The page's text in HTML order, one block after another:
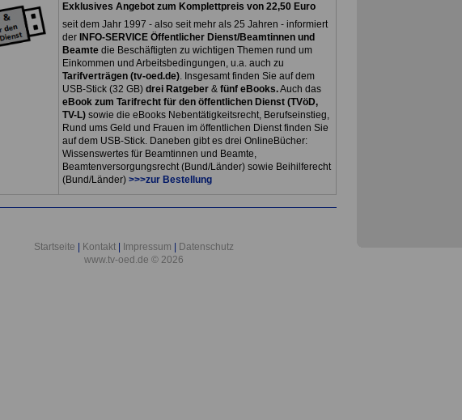
Exklusives Angebot zum Komplettpreis von 22,50 Euro
seit dem Jahr 1997 - also seit mehr als 25 Jahren - informiert
der INFO-SERVICE Öffentlicher Dienst/Beamtinnen und
Beamtedie Beschäftigten zu wichtigen Themen rund um
Einkommen und Arbeitsbedingungen, u.a. auch zu
Tarifverträgen (tv-oed.de). Insgesamt finden Sie auf dem
USB-Stick (32 GB) drei Ratgeber& fünf eBooks.Auch das
eBook zum Tarifrecht für den öffentlichen Dienst (TVöD,
TV-L)sowie die eBooks Nebentätigkeitsrecht, Berufseinstieg,
Rund ums Geld und Frauen im öffentlichen Dienst finden Sie
auf dem USB-Stick. Daneben gibt es drei OnlineBücher:
Wissenswertes für Beamtinnen und Beamte,
Beamtenversorgungsrecht (Bund/Länder) sowie Beihilferecht
(Bund/Länder) >>>zur Bestellung
Startseite Kontakt Impressum
Datenschutz
www.tv-oed.de © 2026